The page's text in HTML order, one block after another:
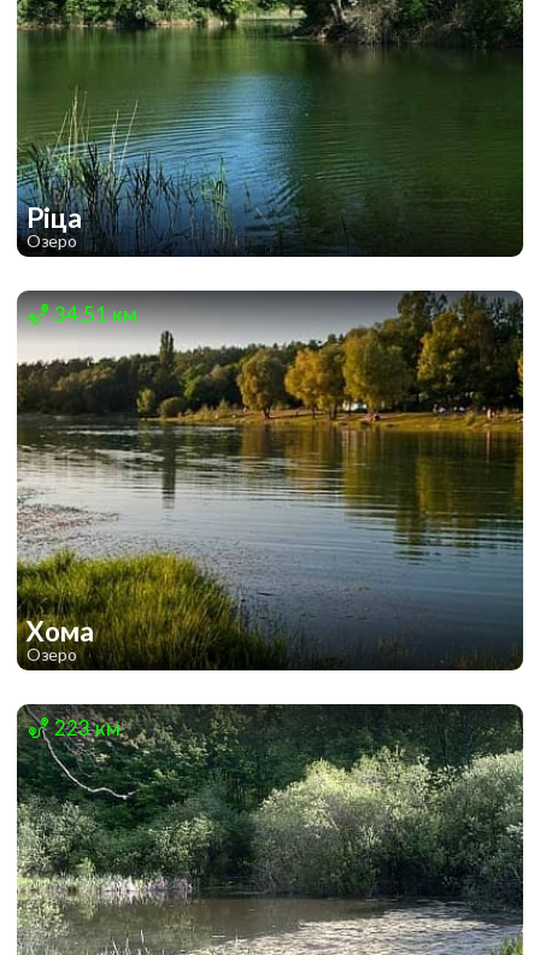
Ріца
Озеро
1 1
34.51 км
Хома
Озеро
1 1
223 км